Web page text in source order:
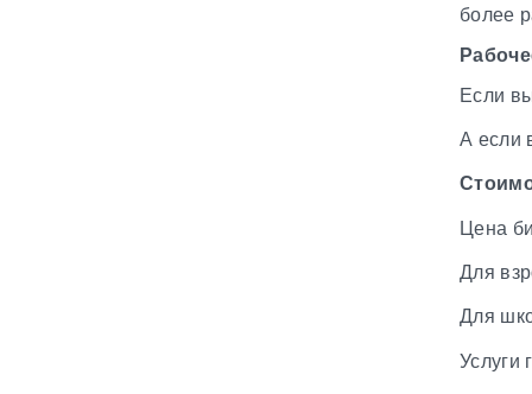
более
Если
А если
Цена
Для
Для
Услуги